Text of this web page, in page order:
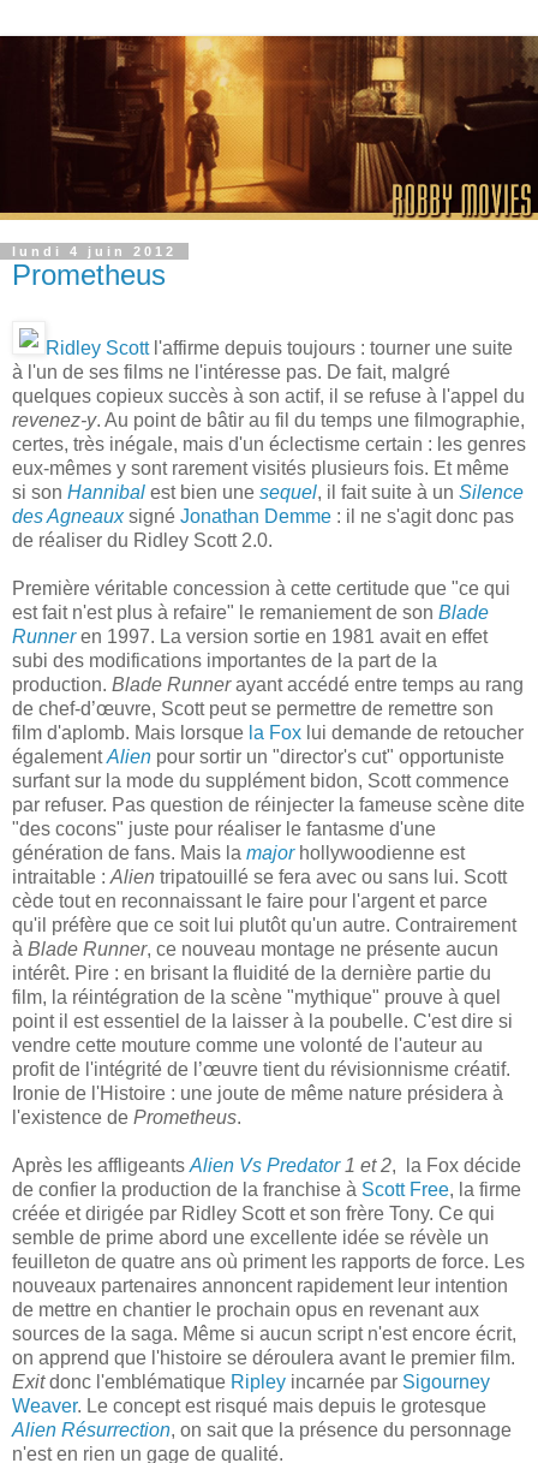
lundi 4 juin 2012
Prometheus
Ridley Scottl'affirme depuis toujours : tourner une suite
à l'un de ses films ne l'intéresse pas. De fait, malgré
quelques copieux succès à son actif, il se refuse à l'appel du
revenez-y. Au point de bâtir au fil du temps une filmographie,
certes, très inégale, mais d'un éclectisme certain : les genres
eux-mêmes y sont rarement visités plusieurs fois. Et même
si son Hannibal est bien une sequel, il fait suite à un Silence
des Agneaux signé Jonathan Demme : il ne s'agit donc pas
de réaliser du Ridley Scott 2.0.
Première véritable concession à cette certitude que "ce qui
est fait n'est plus à refaire" le remaniement de son Blade
Runneren 1997. La version sortie en 1981 avait en effet
subi des modifications importantes de la part de la
production. Blade Runnerayant accédé entre temps au rang
de chef-d’œuvre, Scott peut se permettre de remettre son
film d'aplomb. Mais lorsque la Fox lui demande de retoucher
égalementAlien pour sortir un "director's cut" opportuniste
surfant sur la mode du supplément bidon, Scott commence
par refuser. Pas question de réinjecter la fameuse scène dite
"des cocons" juste pour réaliser le fantasme d'une
génération de fans. Mais la majorhollywoodienne est
intraitable : Alien tripatouillé se fera avec ou sans lui. Scott
cède tout en reconnaissant le faire pour l'argent et parce
qu'il préfère que ce soit lui plutôt qu'un autre. Contrairement
à Blade Runner, ce nouveau montage ne présente aucun
intérêt. Pire : en brisant la fluidité de la dernière partie du
film, la réintégration de la scène "mythique" prouve à quel
point il est essentiel de la laisser à la poubelle. C'est dire si
vendre cette mouture comme une volonté de l'auteur au
profit de l'intégrité de l’œuvre tient du révisionnisme créatif.
Ironie de l'Histoire : une joute de même nature présidera à
l'existence de Prometheus.
Après les affligeants Alien Vs Predator1 et 2, la Fox décide
de confier la production de la franchise à Scott Free, la firme
créée et dirigée par Ridley Scott et son frère Tony. Ce qui
semble de prime abord une excellente idée se révèle un
feuilleton de quatre ans où priment les rapports de force. Les
nouveaux partenaires annoncent rapidement leur intention
de mettre en chantier le prochain opus en revenant aux
sources de la saga. Même si aucun script n'est encore écrit,
on apprend que l'histoire se déroulera avant le premier film.
Exitdonc l'emblématique Ripley incarnée par Sigourney
Weaver. Le concept est risqué mais depuis le grotesque
Alien Résurrection, on sait que la présence du personnage
n'est en rien un gage de qualité.